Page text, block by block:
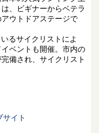
、ビギナーからベテラ
ウトドアステージで
るサイクリストによ
ベントも開催。市内の
備され、サイクリスト
イト